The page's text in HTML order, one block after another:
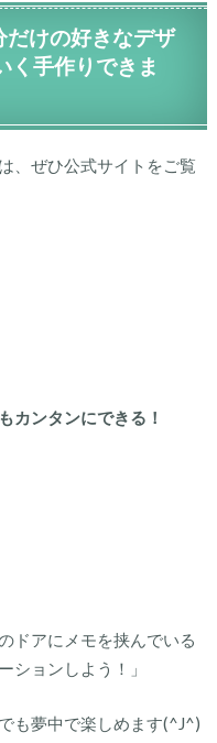
だけの好きなデザ
く手作りできま
、ぜひ公式サイトをご覧
カンタンにできる！
ドアにメモを挟んでいる
ションしよう！」
も夢中で楽しめます(^J^)